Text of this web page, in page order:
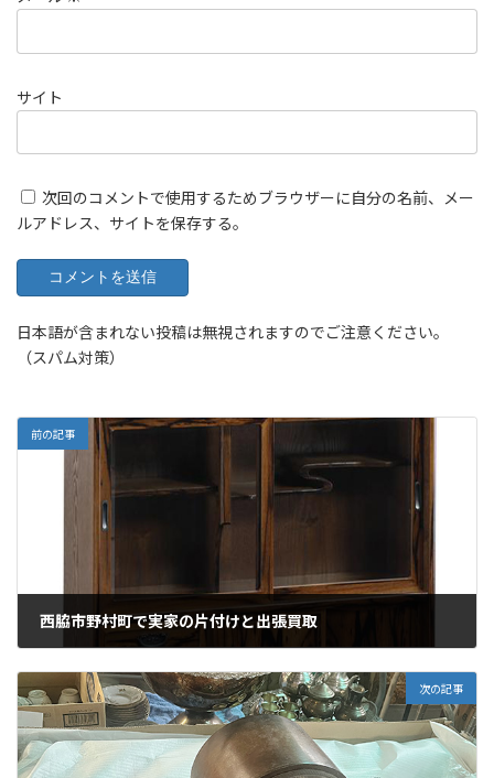
サイト
次回のコメントで使用するためブラウザーに自分の名前、メー
ルアドレス、サイトを保存する。
日本語が含まれない投稿は無視されますのでご注意ください。
（スパム対策）
前の記事
西脇市野村町で実家の片付けと出張買取
次の記事